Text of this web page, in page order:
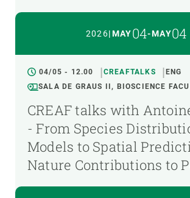
2026|MAY04-MAY04
04/05 - 12.00 CREAFTALKS
ENG
SALA DE GRAUS II, BIOSCIENCE
CREAF talks with
- From Species
Models to Spatial
Nature Contributions to